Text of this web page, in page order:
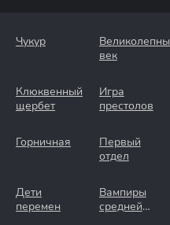
Чукур
Великолепный
век
Клюквенный
щербет
Игра
престолов
Горничная
Первый
отдел
Дети
перемен
Вампиры
средней